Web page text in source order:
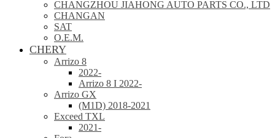
CHANGZHOU JIAHONG AUTO PARTS CO., LTD
CHANGAN
SAT
O.E.M.
CHERY
Arrizo 8
2022-
Arrizo 8 I 2022-
Arrizo GX
(M1D) 2018-2021
Exceed TXL
2021-